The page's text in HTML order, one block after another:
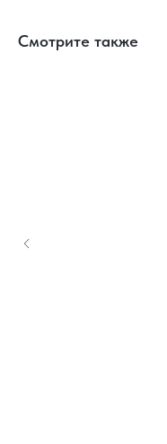
Смотрите также